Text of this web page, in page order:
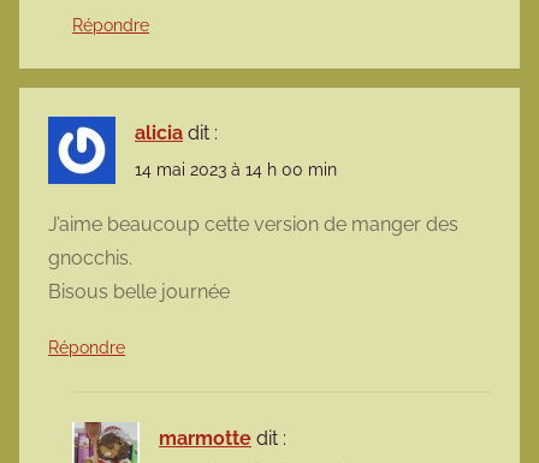
Répondre
alicia dit :
14 mai 2023 à 14 h 00 min
J’aime beaucoup cette version de manger des
gnocchis.
Bisous belle journée
Répondre
marmotte dit :